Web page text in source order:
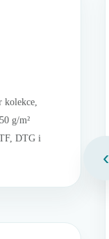
kolekce,
g/m²
DTG i
‹